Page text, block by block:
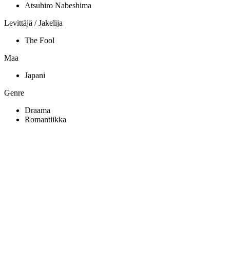
Atsuhiro Nabeshima
Levittäjä / Jakelija
The Fool
Maa
Japani
Genre
Draama
Romantiikka